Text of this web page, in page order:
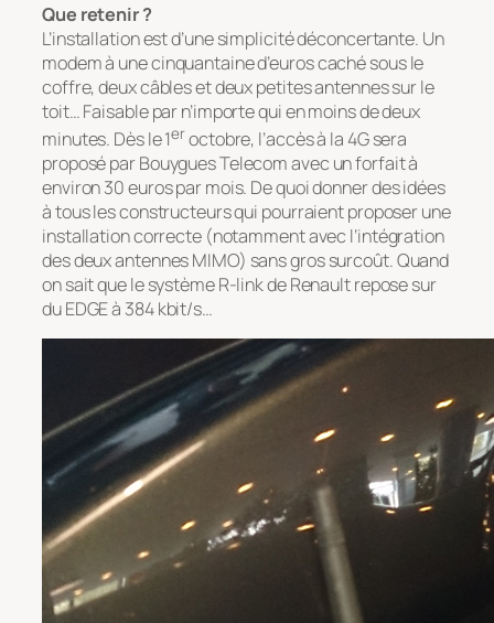
Que retenir ?
L’installation est d’une simplicité déconcertante. Un
modem à une cinquantaine d’euros caché sous le
coffre, deux câbles et deux petites antennes sur le
toit… Faisable par n’importe qui en moins de deux
minutes. Dès le 1eroctobre, l’accès à la 4G sera
proposé par Bouygues Telecom avec un forfait à
environ 30 euros par mois. De quoi donner des idées
à tous les constructeurs qui pourraient proposer une
installation correcte (notamment avec l’intégration
des deux antennes MIMO) sans gros surcoût. Quand
on sait que le système R-link de Renault repose sur
du EDGE à 384 kbit/s…